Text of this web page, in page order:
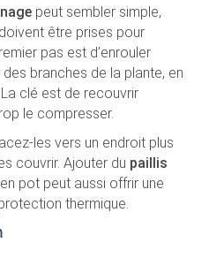
peut sembler simple,
être prises pour
pas est d’enrouler
branches de la plante, en
clé est de recouvrir
le compresser.
les vers un endroit plus
couvrir. Ajouter du paillis
pot peut aussi offrir une
thermique.